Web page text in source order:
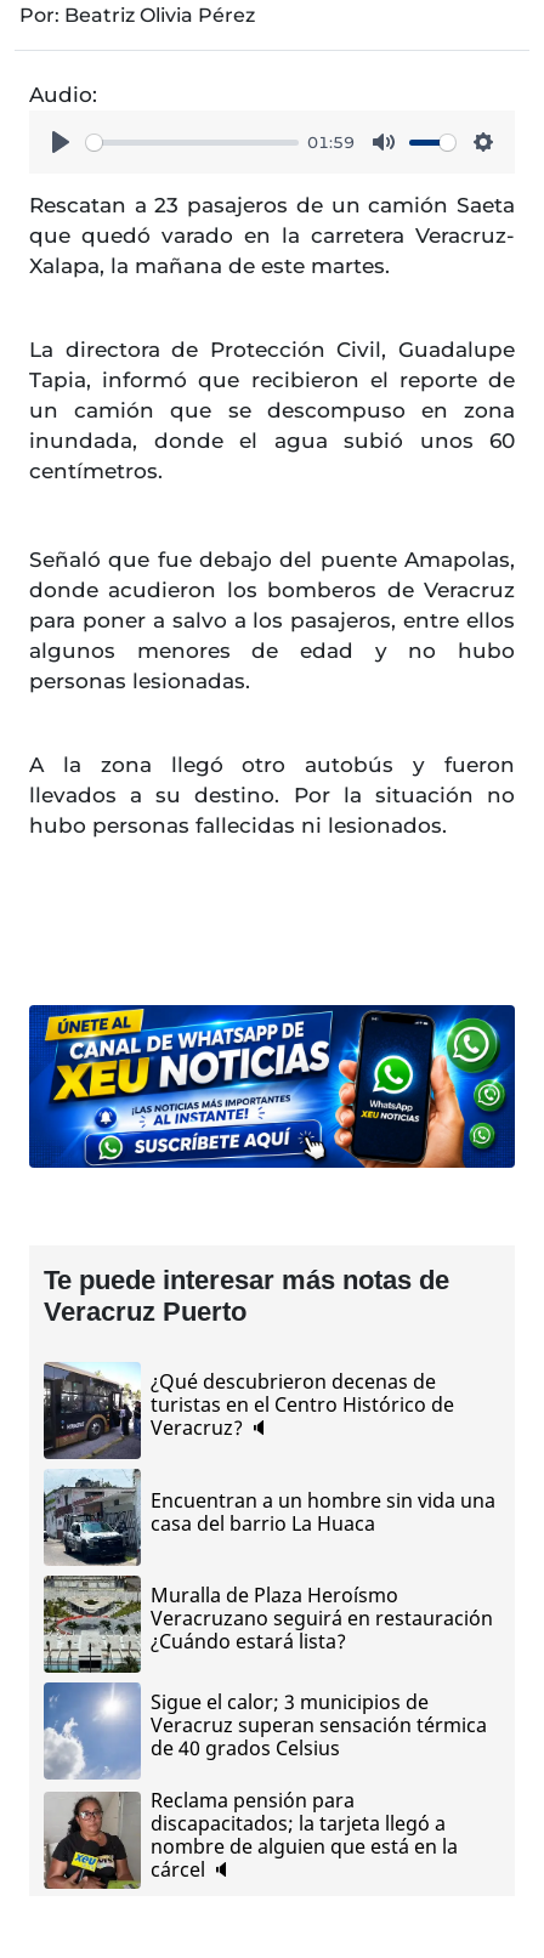
Por: Beatriz Olivia Pérez
Audio:
01:59
Rescatan a 23 pasajeros de un camión Saeta
que quedó varado en la carretera Veracruz-
Xalapa, la mañana de este martes.
La directora de Protección Civil, Guadalupe
Tapia, informó que recibieron el reporte de
un camión que se descompuso en zona
inundada, donde el agua subió unos 60
centímetros.
Señaló que fue debajo del puente Amapolas,
donde acudieron los bomberos de Veracruz
para poner a salvo a los pasajeros, entre ellos
algunos menores de edad y no hubo
personas lesionadas.
A la zona llegó otro autobús y fueron
llevados a su destino. Por la situación no
hubo personas fallecidas ni lesionados.
Te puede interesar más notas de
Veracruz Puerto
¿Qué descubrieron decenas de
turistas en el Centro Histórico de
Veracruz? 🔈
Encuentran a un hombre sin vida una
casa del barrio La Huaca
Muralla de Plaza Heroísmo
Veracruzano seguirá en restauración
¿Cuándo estará lista?
Sigue el calor; 3 municipios de
Veracruz superan sensación térmica
de 40 grados Celsius
Reclama pensión para
discapacitados; la tarjeta llegó a
nombre de alguien que está en la
cárcel 🔈